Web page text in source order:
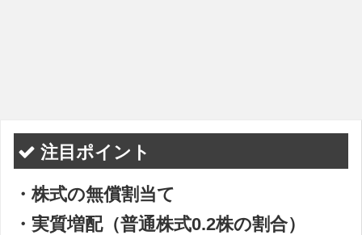
注目ポイント
・株式の無償割当て
・実質増配（普通株式0.2株の割合）